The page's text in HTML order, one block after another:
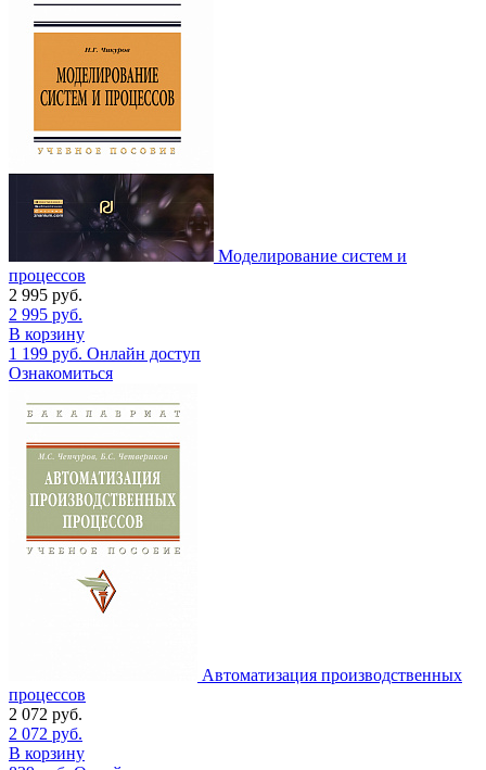
Моделирование систем и
процессов
2 995 руб.
2 995 руб.
В корзину
1 199 руб. Онлайн доступ
Ознакомиться
Автоматизация производственных
процессов
2 072 руб.
2 072 руб.
В корзину